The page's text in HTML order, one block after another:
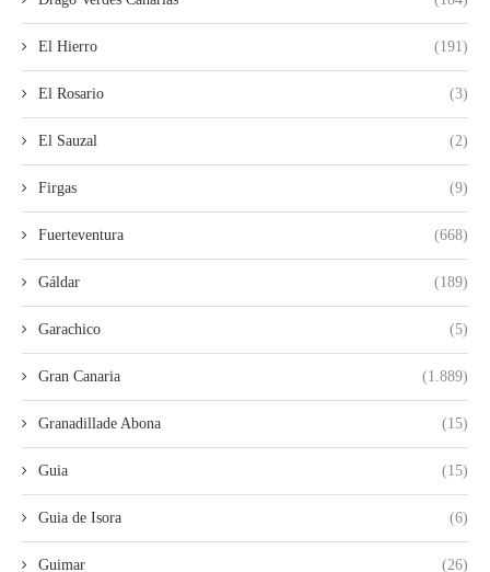
El Hierro (191)
El Rosario (3)
El Sauzal (2)
Firgas (9)
Fuerteventura (668)
Gáldar (189)
Garachico (5)
Gran Canaria (1.889)
Granadillade Abona (15)
Guia (15)
Guia de Isora (6)
Guimar (26)